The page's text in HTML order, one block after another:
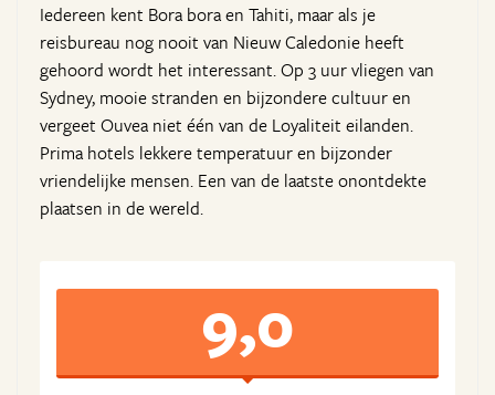
Iedereen kent Bora bora en Tahiti, maar als je
reisbureau nog nooit van Nieuw Caledonie heeft
gehoord wordt het interessant. Op 3 uur vliegen van
Sydney, mooie stranden en bijzondere cultuur en
vergeet Ouvea niet één van de Loyaliteit eilanden.
Prima hotels lekkere temperatuur en bijzonder
vriendelijke mensen. Een van de laatste onontdekte
plaatsen in de wereld.
9,0